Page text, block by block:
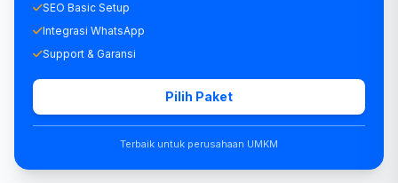
SEO Basic Setup
Integrasi WhatsApp
Support & Garansi
Pilih Paket
Terbaik untuk perusahaan UMKM